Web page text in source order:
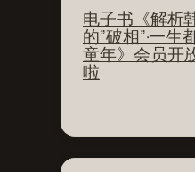
电子书《解析
的”破相”·一生
童年》会员开
啦